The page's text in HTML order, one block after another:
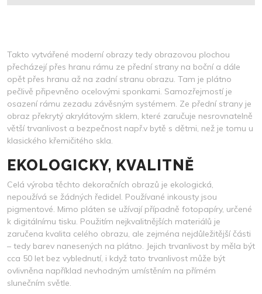
2.
Takto vytvářené moderní obrazy tedy obrazovou plochou
přecházejí přes hranu rámu ze přední strany na boční a dále
opět přes hranu až na zadní stranu obrazu. Tam je plátno
pečlivě připevněno ocelovými sponkami. Samozřejmostí je
osazení rámu zezadu závěsným systémem. Ze přední strany je
obraz překrytý akrylátovým sklem, které zaručuje nesrovnatelně
větší trvanlivost a bezpečnost např.v bytě s dětmi, než je tomu u
klasického křemičitého skla.
EKOLOGICKY, KVALITNĚ
Celá výroba těchto dekoračních obrazů je ekologická,
nepoužívá se žádných ředidel. Používané inkousty jsou
pigmentové. Mimo pláten se užívají případně fotopapíry, určené
k digitálnímu tisku. Použitím nejkvalitnějších materiálů je
zaručena kvalita celého obrazu, ale zejména nejdůležitější části
– tedy barev nanesených na plátno. Jejich trvanlivost by měla být
cca 50 let bez vyblednutí, i když tato trvanlivost může být
ovlivněna například nevhodným umístěním na přímém
slunečním světle.